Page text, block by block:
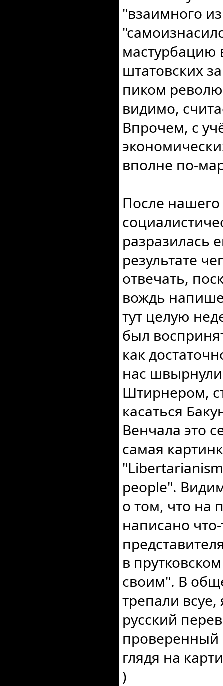
"взаимного
мастурбацию
штатовских
пиком
видимо,
Впрочем, с
вполне по-
После
разразилась
результате
отвечать,
вождь
тут целую
был
как
нас
Штирнером,
касаться
Венчала это
самая
people".
о том, что на
написано
в
своим". В
трепали
русский
проверенный
глядя на
)